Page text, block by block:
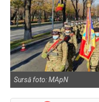
Sursă foto: MApN